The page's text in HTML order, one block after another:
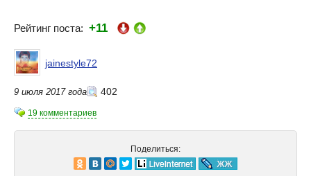
Рейтинг поста: +11
jainestyle72
9 июля 2017 года 402
19 комментариев
Поделиться: